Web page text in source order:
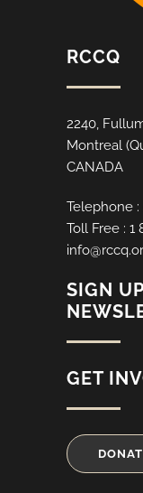
RCCQ
2240,
Montreal
CANADA
Telephone :
Toll Free : 1
SIGN
GET